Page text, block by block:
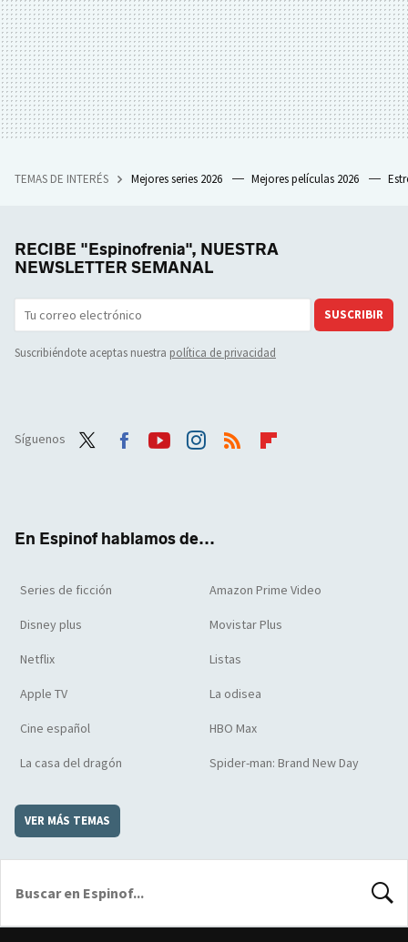
TEMAS DE INTERÉS Mejores series 2026 Mejores películas 2026
RECIBE "Espinofrenia", NUESTRA
NEWSLETTER SEMANAL
SUSCRIBIR
Suscribiéndote aceptas nuestra política de privacidad
Síguenos
En Espinof hablamos de...
Series de ficción Amazon Prime Video
Disney plus Movistar Plus
Netflix Listas
Apple TV La odisea
Cine español HBO Max
La casa del dragón Spider-man: Brand New Day
VER MÁS TEMAS